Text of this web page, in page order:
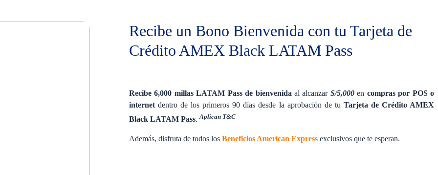
Recibe un Bono Bienvenida con tu Tarjeta de
Crédito AMEX Black LATAM Pass
Recibe 6,000 millas LATAM Pass de bienvenida al alcanzar S/5,000en compras por POS o
internet dentro de los primeros 90 días desde la aprobación de tu Tarjeta de Crédito AMEX
Black LATAM Pass.Aplican T&C
Además, disfruta de todos los Beneficios American Express exclusivos que te esperan.